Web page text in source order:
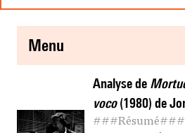
menu
Analyse de
voco(1980) de
###Résumé###